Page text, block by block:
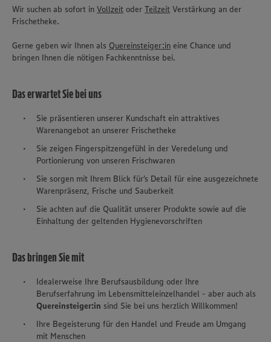
Wir suchen ab sofort in Vollzeit oder Teilzeit Verstärkung an der
Frischetheke.
Gerne geben wir Ihnen als Quereinsteiger:in eine Chance und
bringen Ihnen die nötigen Fachkenntnisse bei.
Das erwartet Sie bei uns
Sie präsentieren unserer Kundschaft ein attraktives
Warenangebot an unserer Frischetheke
Sie zeigen Fingerspitzengefühl in der Veredelung und
Portionierung von unseren Frischwaren
Sie sorgen mit Ihrem Blick für‘s Detail für eine ausgezeichnete
Warenpräsenz, Frische und Sauberkeit
Sie achten auf die Qualität unserer Produkte sowie auf die
Einhaltung der geltenden Hygienevorschriften
Das bringen Sie mit
Idealerweise Ihre Berufsausbildung oder Ihre
Berufserfahrung im Lebensmitteleinzelhandel - aber auch als
Quereinsteiger:in sind Sie bei uns herzlich Willkommen!
Ihre Begeisterung für den Handel und Freude am Umgang
mit Menschen